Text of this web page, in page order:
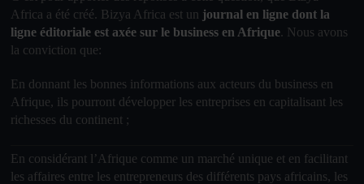
Africa a été créé. Bizya Africa est un journal en ligne dont la
ligne éditoriale est axée sur le business en Afrique. Nous avons
la conviction que:
En donnant les bonnes informations aux acteurs du business en
Afrique, ils pourront développer les entreprises en capitalisant les
richesses du continent ;
En considérant l’Afrique comme un marché unique et en facilitant
les affaires entre les entrepreneurs des différents pays africains, les